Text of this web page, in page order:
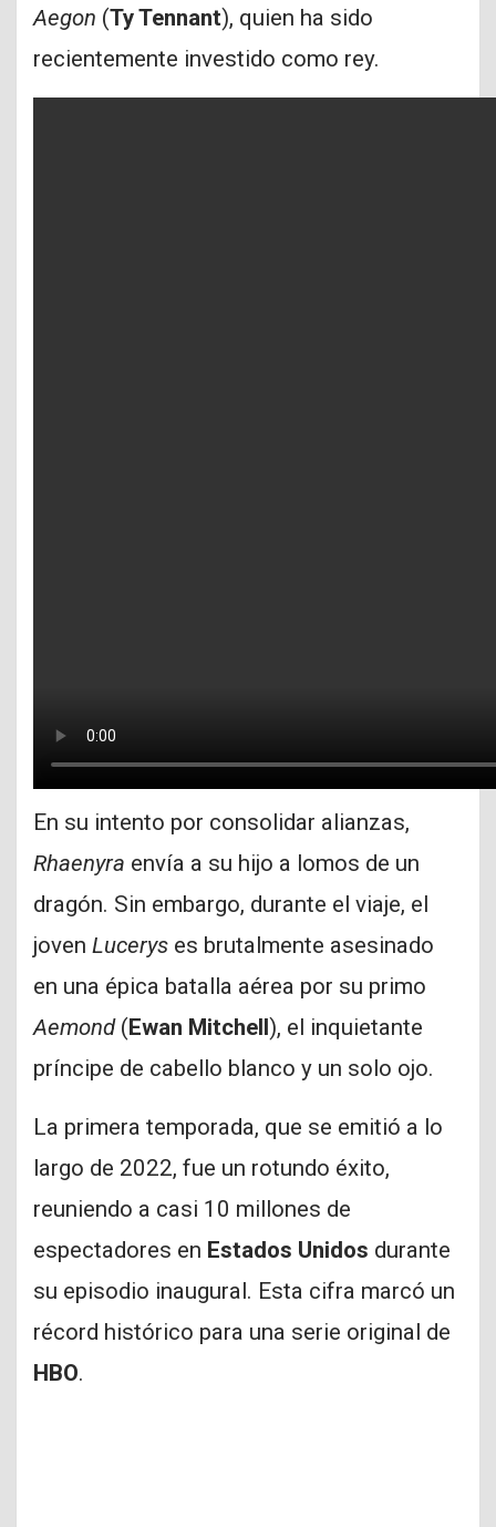
Aegon (Ty Tennant), quien ha sido
recientemente investido como rey.
En su intento por consolidar alianzas,
Rhaenyra envía a su hijo a lomos de un
dragón. Sin embargo, durante el viaje, el
joven Lucerys es brutalmente asesinado
en una épica batalla aérea por su primo
Aemond(Ewan Mitchell), el inquietante
príncipe de cabello blanco y un solo ojo.
La primera temporada, que se emitió a lo
largo de 2022, fue un rotundo éxito,
reuniendo a casi 10 millones de
espectadores en Estados Unidos durante
su episodio inaugural. Esta cifra marcó un
récord histórico para una serie original de
HBO.